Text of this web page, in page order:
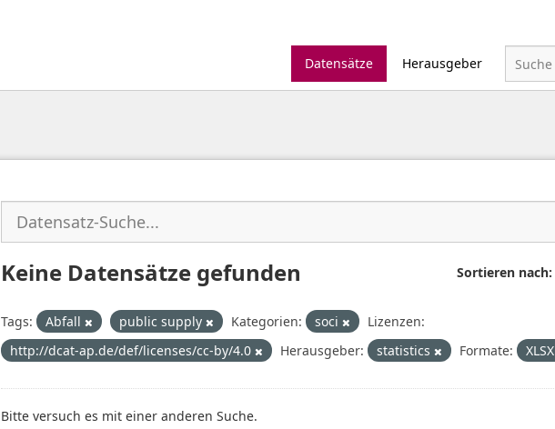
Datensätze
Herausgeber
Sortieren nach
Keine Datensätze gefunden
Tags: Abfall public supply Kategorien: soci
Lizenzen:
http://dcat-ap.de/def/licenses/cc-by/4.0
Herausgeber: statistics Formate: XLSX
Bitte versuch es mit einer anderen Suche.